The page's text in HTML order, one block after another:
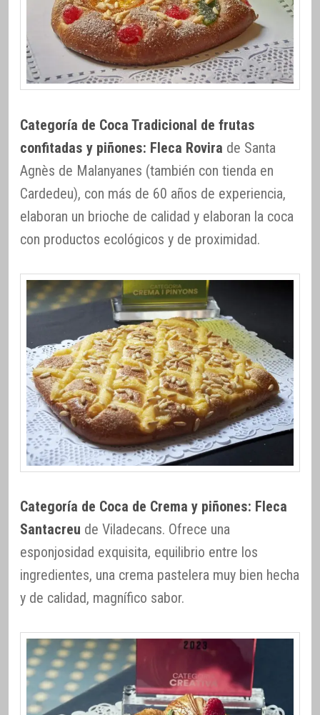
Categoría de Coca Tradicional de frutas
confitadas y piñones: Fleca Rovira de Santa
Agnès de Malanyanes (también con tienda en
Cardedeu), con más de 60 años de experiencia,
elaboran un brioche de calidad y elaboran la coca
con productos ecológicos y de proximidad.
Categoría de Coca de Crema y piñones: Fleca
Santacreu de Viladecans. Ofrece una
esponjosidad exquisita, equilibrio entre los
ingredientes, una crema pastelera muy bien hecha
y de calidad, magnífico sabor.